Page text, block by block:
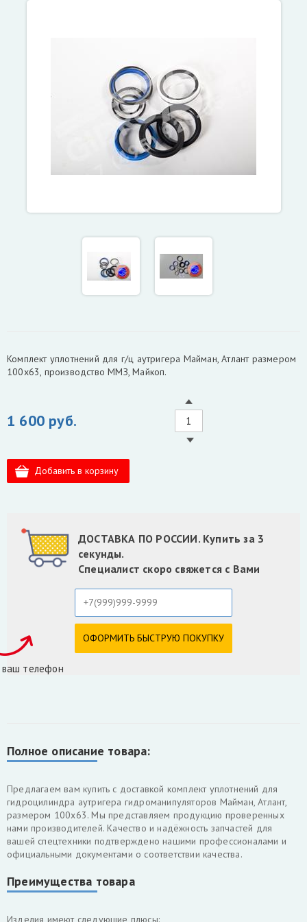
Комплект уплотнений для г/ц аутригера Майман, Атлант размером
100х63, производство ММЗ, Майкоп.
1 600 руб.
ДОСТАВКА ПО РОССИИ. Купить за 3
секунды.
Специалист скоро свяжется с Вами
телефон
Полное описание товара:
Предлагаем вам купить с доставкой комплект уплотнений для
гидроцилиндра аутригера гидроманипуляторов Майман, Атлант,
размером 100х63. Мы представляем продукцию проверенных
нами производителей. Качество и надёжность запчастей для
вашей спецтехники подтверждено нашими профессионалами и
официальными документами о соответствии качества.
Преимущества товара
Изделия имеют следующие плюсы: